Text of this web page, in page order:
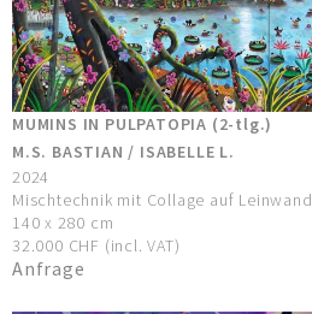
MUMINS IN PULPATOPIA (2-tlg.)
M.S. BASTIAN / ISABELLE L.
2024
Mischtechnik mit Collage auf Leinwand
140 x 280 cm
32.000 CHF (incl. VAT)
Anfrage